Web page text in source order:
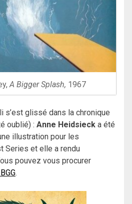
A Bigger Splash, 1967
s’est glissé dans la chronique
oublié) : Anne Heidsieck a été
illustration pour les
Series et elle a rendu
pouvez vous procurer
.